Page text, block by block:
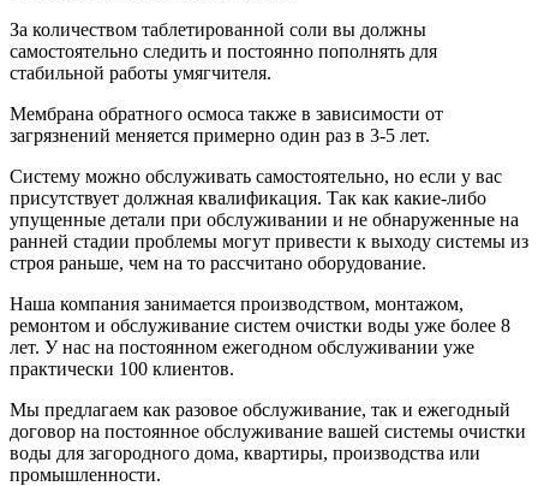
За количеством таблетированной соли вы должны
самостоятельно следить и постоянно пополнять для
стабильной работы умягчителя.
Мембрана обратного осмоса также в зависимости от
загрязнений меняется примерно один раз в 3-5 лет.
Систему можно обслуживать самостоятельно, но если у вас
присутствует должная квалификация. Так как какие-либо
упущенные детали при обслуживании и не обнаруженные на
ранней стадии проблемы могут привести к выходу системы из
строя раньше, чем на то рассчитано оборудование.
Наша компания занимается производством, монтажом,
ремонтом и обслуживание систем очистки воды уже более 8
лет. У нас на постоянном ежегодном обслуживании уже
практически 100 клиентов.
Мы предлагаем как разовое обслуживание, так и ежегодный
договор на постоянное обслуживание вашей системы очистки
воды для загородного дома, квартиры, производства или
промышленности.